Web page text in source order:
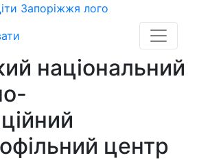
національний
центр